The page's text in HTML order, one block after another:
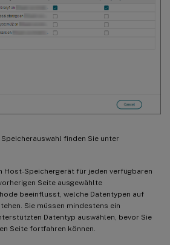
finden Sie unter
Host-Speichergerät für jeden verfügbaren
Seite ausgewählte
beeinflusst, welche Datentypen auf
Sie müssen mindestens ein
Datentyp auswählen, bevor Sie
Seite fortfahren können.